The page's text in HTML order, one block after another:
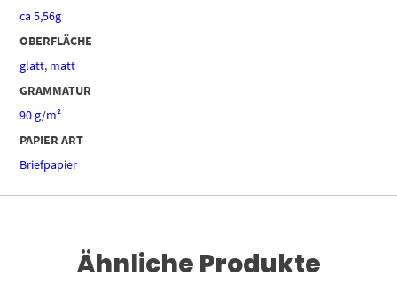
ca 5,56g
OBERFLÄCHE
glatt, matt
GRAMMATUR
90 g/m²
PAPIER ART
Briefpapier
Ähnliche Produkte